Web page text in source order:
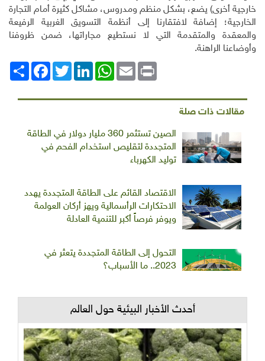
خارجية أخرى) يضع، بشكل منظم ومدروس، مشاكل كثيرة أمام التجارة
الخارجية؛ إضافة لافتقارنا إلى أنظمة التسويق الغربية الرفيعة
والمعقدة والمتقدمة التي لا نستطيع مجاراتها، ضمن ظروفنا
وأوضاعنا الراهنة.
انشر
FacebookTwitterLinkedIn
WhatsAppEmail Print
مقالات ذات صلة
الصين تستثمر 360 مليار دولار في الطاقة
المتجددة لتقليص استخدام الفحم في
توليد الكهرباء
الاقتصاد القائم على الطاقة المتجددة يهدد
الاحتكارات الرأسمالية ويهز أركان العولمة
ويوفر فرصاً أكبر للتنمية العادلة
التحول إلى الطاقة المتجددة يتعثر في
2023.. ما الأسباب؟
أحدث الأخبار البيئية حول العالم